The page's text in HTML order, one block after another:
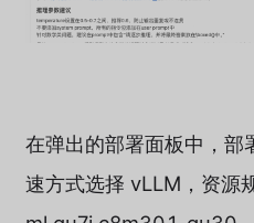
在弹出的部署面板中，部
速方式选择 vLLM，资源